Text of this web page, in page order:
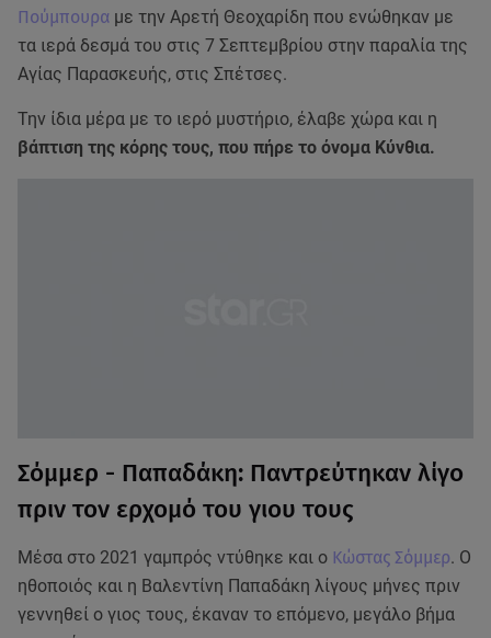
Πούμπουρα με την Αρετή Θεοχαρίδη που ενώθηκαν με
τα ιερά δεσμά του στις 7 Σεπτεμβρίου στην παραλία της
Αγίας Παρασκευής, στις Σπέτσες.
Την ίδια μέρα με το ιερό μυστήριο, έλαβε χώρα και η
βάπτιση της κόρης τους, που πήρε το όνομα Κύνθια.
Σόμμερ - Παπαδάκη: Παντρεύτηκαν λίγο
πριν τον ερχομό του γιου τους
Μέσα στο 2021 γαμπρός ντύθηκε και ο Κώστας Σόμμερ. Ο
ηθοποιός και η Βαλεντίνη Παπαδάκη λίγους μήνες πριν
γεννηθεί ο γιος τους, έκαναν το επόμενο, μεγάλο βήμα